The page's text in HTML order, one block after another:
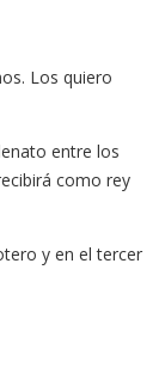
Los quiero
entre los
como rey
y en el tercer